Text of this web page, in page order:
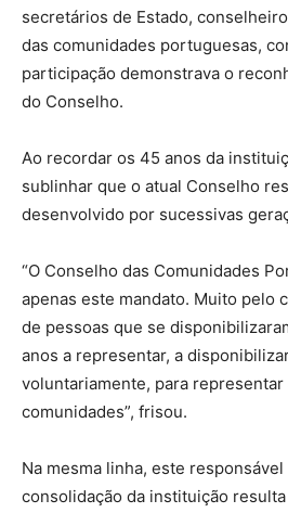
secretários de Estado,
das comunidades portuguesas,
participação demonstrava o
do Conselho.
Ao recordar os 45 anos da
sublinhar que o atual Conselho
desenvolvido por sucessivas
“O Conselho das Comunidades
apenas este mandato. Muito pelo
de pessoas que se
anos a representar, a
voluntariamente, para representar
comunidades”, frisou.
Na mesma linha, este
consolidação da instituição